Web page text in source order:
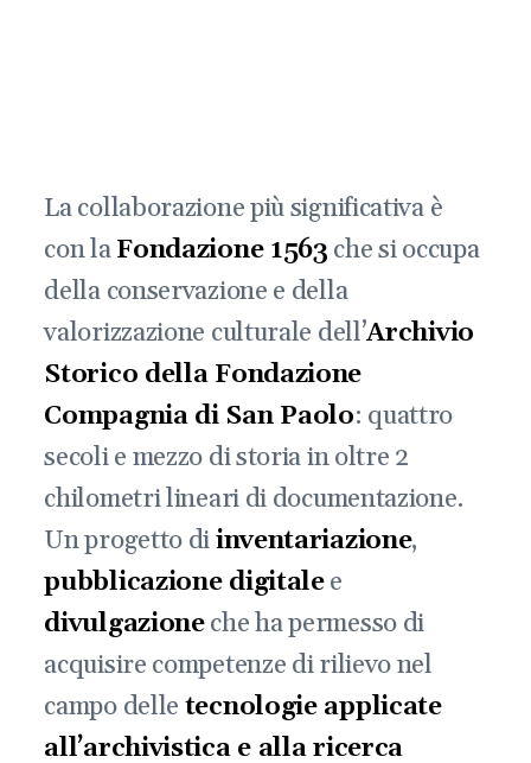
La collaborazione più significativa è
con laFondazione 1563 che si occupa
della conservazione e della
valorizzazione culturale dell’Archivio
Storico della Fondazione
Compagnia di San Paolo: quattro
secoli e mezzo di storia in oltre 2
chilometri lineari di documentazione.
Un progetto diinventariazione,
pubblicazione digitalee
divulgazioneche ha permesso di
acquisire competenze di rilievo nel
campo delle tecnologie applicate
all’archivistica e alla ricerca